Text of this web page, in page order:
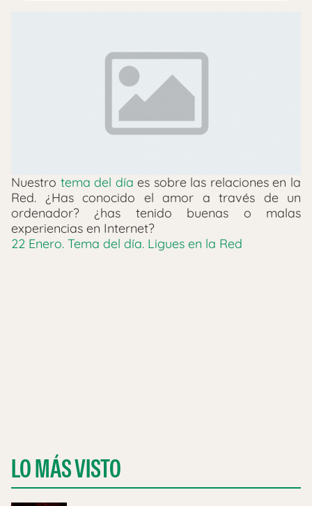
Nuestro tema del día es sobre las relaciones en la
Red. ¿Has conocido el amor a través de un
ordenador? ¿has tenido buenas o malas
experiencias en Internet?
22 Enero. Tema del día. Ligues en la Red
LO MÁS VISTO